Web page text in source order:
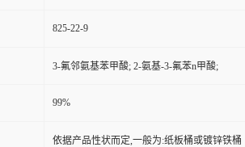
825-22-9
3-氟邻氨基苯甲酸; 2-氨基-3-氟苯n甲酸;
99%
依据产品性状而定,一般为:纸板桶或镀锌铁桶